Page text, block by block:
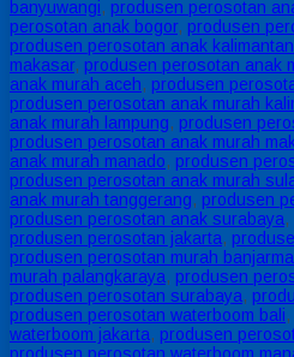
banyuwangi, produsen perosotan
perosotan anak bogor, produsen
produsen perosotan anak kalimantan
makasar, produsen perosotan anak
anak murah aceh, produsen
produsen perosotan anak murah
anak murah lampung, produsen
produsen perosotan anak murah
anak murah manado, produsen
produsen perosotan anak murah
anak murah tanggerang, produsen
produsen perosotan anak surabaya,
produsen perosotan jakarta,
produsen perosotan murah
murah palangkaraya, produsen
produsen perosotan surabaya,
produsen perosotan waterboom bali,
waterboom jakarta, produsen